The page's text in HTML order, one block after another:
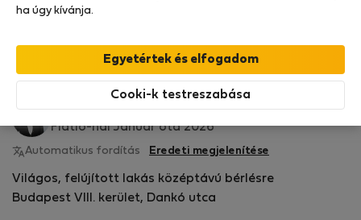
Az Ön tartózkodását ebben az ingatlanban a
tartalmazza a Stay Benefits csomagot!Bővebben
Bérelhető lakások - Budapest
Beata B.
Flatio-nál Január óta 2026
Automatikus fordítás Eredeti megjelenítése
Világos, felújított lakás középtávú bérlésre
Budapest VIII. kerület, Dankó utca
ha úgy kívánja.
Cooki-k testreszabása